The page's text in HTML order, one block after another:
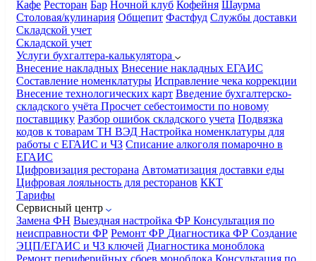
Кафе Ресторан Бар Ночной клуб Кофейня Шаурма
Столовая/кулинария Общепит Фастфуд Службы доставки
Складской учет
Складской учет
Услуги бухгалтера-калькулятора
Внесение накладных Внесение накладных ЕГАИС
Составление номенклатуры Исправление чека коррекции
Внесение технологических карт Введение бухгалтерско-
складского учёта Просчет себестоимости по новому
поставщику Разбор ошибок складского учета Подвязка
кодов к товарам ТН ВЭД Настройка номенклатуры для
работы с ЕГАИС и ЧЗ Списание алкоголя помарочно в
ЕГАИС
Цифровизация ресторана Автоматизация доставки еды
Цифровая лояльность для ресторанов ККТ
Тарифы
Сервисный центр
Замена ФН Выездная настройка ФР Консультация по
неисправности ФР Ремонт ФР Диагностика ФР Создание
ЭЦП/ЕГАИС и ЧЗ ключей Диагностика моноблока
Ремонт периферийных сбоев моноблока Консультация по